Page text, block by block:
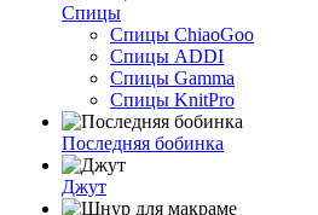
Спицы
Спицы ChiaoGoo
Спицы ADDI
Спицы Gamma
Спицы KnitPro
Последняя бобинка
Джут